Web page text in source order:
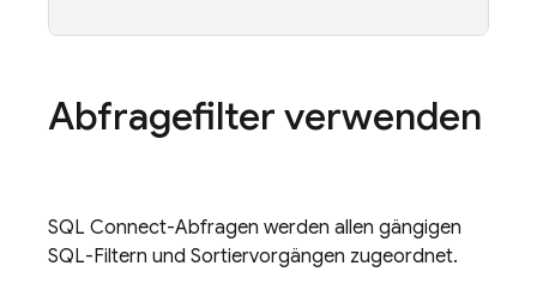
Abfragefilter verwenden
SQL Connect-Abfragen werden allen gängigen
SQL-Filtern und Sortiervorgängen zugeordnet.